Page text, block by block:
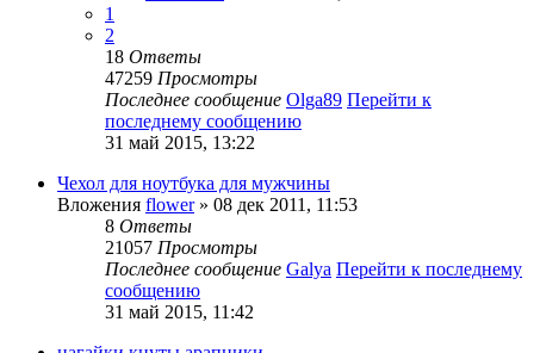
1
2
18 Ответы
47259 Просмотры
Последнее сообщение Olga89 Перейти к
последнему сообщению
31 май 2015, 13:22
Чехол для ноутбука для мужчины
Вложения flower» 08 дек 2011, 11:53
8 Ответы
21057 Просмотры
Последнее сообщение Galya Перейти к последнему
сообщению
31 май 2015, 11:42